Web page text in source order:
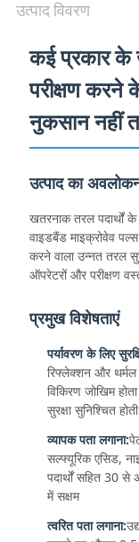
POLICY
उत्पाद विवरण
कई प्रकार के
परीक्षण करने
नुकसान नहीं
उत्पाद का
खतरनाक तरल पदार्थों
वाइडबैंड माइक्रोवेव
करने वाला उन्नत तरल
ऑपरेटरों और परीक्षण
प्रमुख विशेषताएं
पर्यावरण के लिए
रिफ्लेक्शन और थर्मल
विकिरण जोखिम
सुरक्षा सुनिश्चित
व्यापक पता लगाना:
सल्फ्यूरिक एसिड,
पदार्थों सहित 30
में सक्षम
त्वरित पता लगाना: